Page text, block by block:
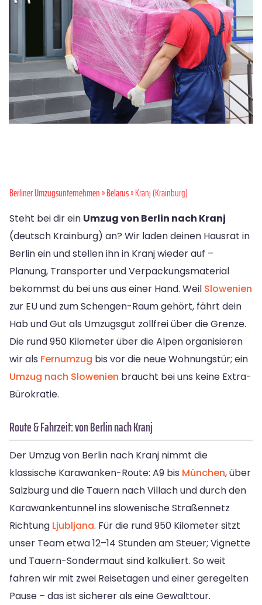
Berliner Umzugsunternehmen»Belarus» Kranj (Krainburg)
Steht bei dir ein Umzug von Berlin nach Kranj
(deutsch Krainburg) an? Wir laden deinen Hausrat in
Berlin ein und stellen ihn in Kranj wieder auf –
Planung, Transporter und Verpackungsmaterial
bekommst du bei uns aus einer Hand. Weil Slowenien
zur EU und zum Schengen-Raum gehört, fährt dein
Hab und Gut als Umzugsgut zollfrei über die Grenze.
Die rund 950 Kilometer über die Alpen organisieren
wir als Fernumzug bis vor die neue Wohnungstür; ein
Umzug nach Slowenien braucht bei uns keine Extra-
Bürokratie.
Route & Fahrzeit: von Berlin nach Kranj
Der Umzug von Berlin nach Kranj nimmt die
klassische Karawanken-Route: A9 bis München, über
Salzburg und die Tauern nach Villach und durch den
Karawankentunnel ins slowenische Straßennetz
Richtung Ljubljana. Für die rund 950 Kilometer sitzt
unser Team etwa 12–14 Stunden am Steuer; Vignette
und Tauern-Sondermaut sind kalkuliert. So weit
fahren wir mit zwei Reisetagen und einer geregelten
Pause – das ist sicherer als eine Gewalttour.